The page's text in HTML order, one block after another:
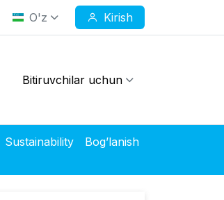
O'z Kirish
Bitiruvchilar uchun
Sustainability Bog’lanish